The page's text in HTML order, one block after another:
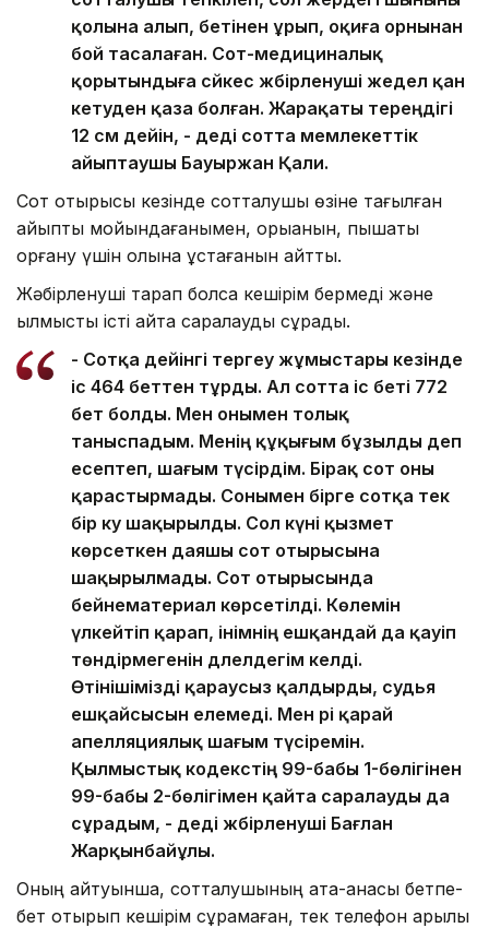
қолына алып, бетінен ұрып, оқиға орнынан
бой тасалаған. Сот-медициналық
қорытындыға сәйкес жәбірленуші жедел қан
кетуден қаза болған. Жарақаты тереңдігі
12 см дейін, - деді сотта мемлекеттік
айыптаушы Бауыржан Қали.
Сот отырысы кезінде сотталушы өзіне тағылған
айыпты мойындағанымен, қорыққанын, пышақты
қорғану үшін қолына ұстағанын айтты.
Жәбірленуші тарап болса кешірім бермеді және
қылмыстық істі қайта саралауды сұрады.
- Сотқа дейінгі тергеу жұмыстары кезінде
іс 464 беттен тұрды. Ал сотта іс беті 772
бет болды. Мен онымен толық
таныспадым. Менің құқығым бұзылды деп
есептеп, шағым түсірдім. Бірақ сот оны
қарастырмады. Сонымен бірге сотқа тек
бір куә шақырылды. Сол күні қызмет
көрсеткен даяшы сот отырысына
шақырылмады. Сот отырысында
бейнематериал көрсетілді. Көлемін
үлкейтіп қарап, інімнің ешқандай да қауіп
төндірмегенін дәлелдегім келді.
Өтінішімізді қараусыз қалдырды, судья
ешқайсысын елемеді. Мен әрі қарай
апелляциялық шағым түсіремін.
Қылмыстық кодекстің 99-бабы 1-бөлігінен
99-бабы 2-бөлігімен қайта саралауды да
сұрадым, - деді жәбірленуші Бағлан
Жарқынбайұлы.
Оның айтуынша, сотталушының ата-анасы бетпе-
бет отырып кешірім сұрамаған, тек телефон арқылы